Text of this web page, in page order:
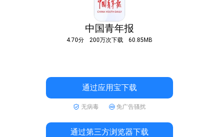
中国青年报
4.70分 200万次下载 60.85MB
通过应用宝下载
无病毒 免广告骚扰
通过第三方浏览器下载